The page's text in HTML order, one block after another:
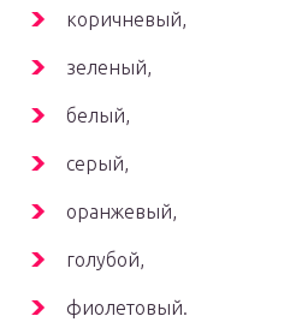
коричневый,
зеленый,
белый,
серый,
оранжевый,
голубой,
фиолетовый.